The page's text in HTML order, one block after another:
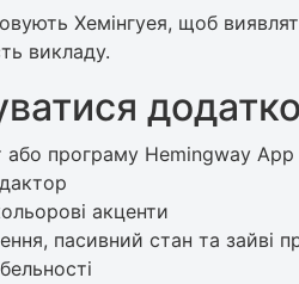
Хемінгуея, щоб
викладу.
або програму Hemingway
акценти
пасивний стан та зайві